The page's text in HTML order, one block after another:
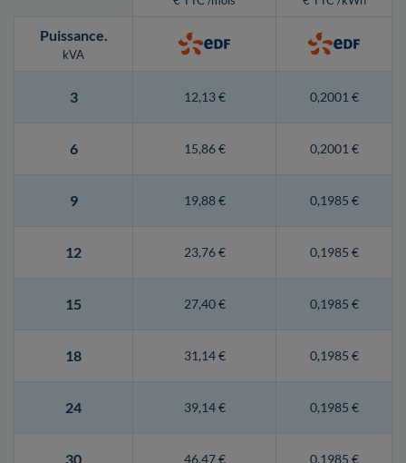
Puissance.
kVA
3 12,13 € 0,2001 €
6 15,86 € 0,2001 €
9 19,88 € 0,1985 €
12 23,76 € 0,1985 €
15 27,40 € 0,1985 €
18 31,14 € 0,1985 €
24 39,14 € 0,1985 €
30 46,47 € 0,1985 €